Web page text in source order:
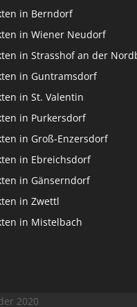
in Berndorf
in Wiener Neudorf
in Strasshof an der
in Guntramsdorf
in St. Valentin
in Purkersdorf
in Groß-Enzersdorf
in Ebreichsdorf
in Gänserndorf
in Zwettl
in Mistelbach
2020